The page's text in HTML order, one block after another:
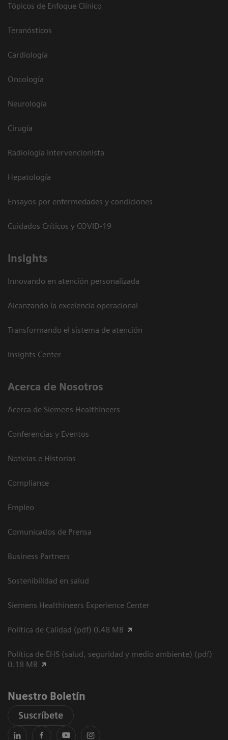
Tópicos de Enfoque Clínico
Teranósticos
Cardiología
Oncología
Neurología
Cirugía
Radiología intervencionista
Hepatología
Ensayos por enfermedades y condiciones
Cuidados Críticos y COVID-19
Insights
Innovando en atención personalizada
Alcanzando la excelencia operacional
Transformando el sistema de atención
Insights Center
Acerca de Nosotros
Acerca de Siemens Healthineers
Conferencias y Eventos
Noticias e Historias
Compliance
Empleo
Comunicados de Prensa
Business Partners
Sostenibilidad en salud
Siemens Healthineers Experience Center
Política de Calidad (pdf) 0.48 MB
Política de EHS (salud, seguridad y medio ambiente) (pdf)
0.18 MB
Nuestro Boletín
Suscríbete